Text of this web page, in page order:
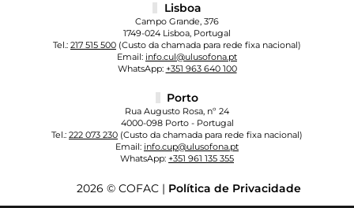
Lisboa
Campo Grande, 376
1749-024 Lisboa, Portugal
Tel.: 217 515 500 (Custo da chamada para rede fixa nacional)
Email: info.cul@ulusofona.pt
WhatsApp: +351 963 640 100
Porto
Rua Augusto Rosa, nº 24
4000-098 Porto - Portugal
Tel.: 222 073 230 (Custo da chamada para rede fixa nacional)
Email: info.cup@ulusofona.pt
WhatsApp: +351 961 135 355
2026 © COFAC | Política de Privacidade